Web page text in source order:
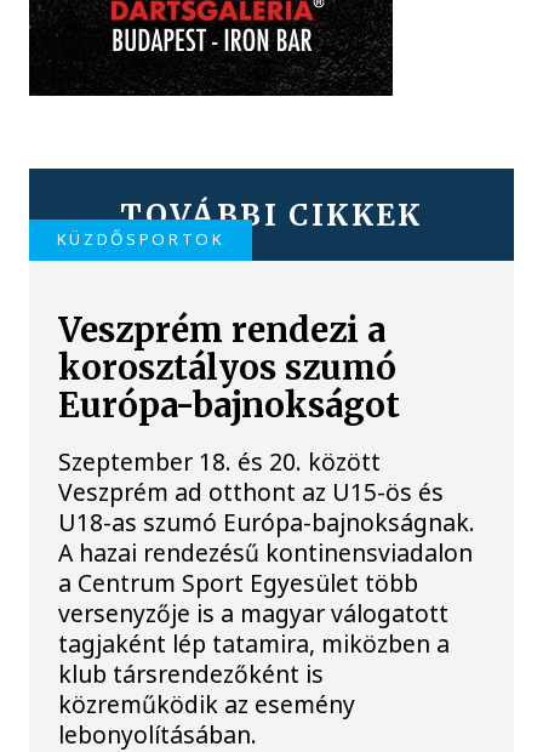
TOVÁBBI CIKKEK
KÜZDŐSPORTOK
Veszprém rendezi a
korosztályos szumó
Európa-bajnokságot
Szeptember 18. és 20. között
Veszprém ad otthont az U15-ös és
U18-as szumó Európa-bajnokságnak.
A hazai rendezésű kontinensviadalon
a Centrum Sport Egyesület több
versenyzője is a magyar válogatott
tagjaként lép tatamira, miközben a
klub társrendezőként is
közreműködik az esemény
lebonyolításában.